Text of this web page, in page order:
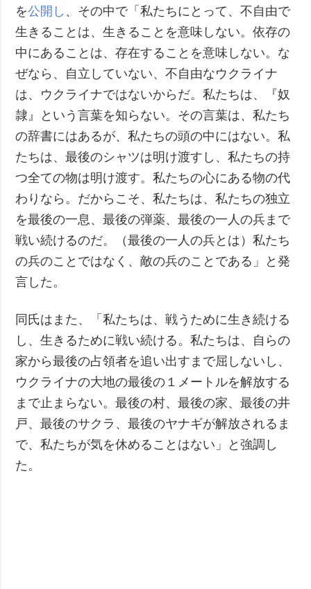
を公開し 、その中で「私たちにとって、不自由で
生きることは、生きることを意味しない。依存の
中にあることは、存在することを意味しない。な
ぜなら、自立していない、不自由なウクライナ
は、ウクライナではないからだ。私たちは、『奴
隷』という言葉を知らない。その言葉は、私たち
の辞書にはあるが、私たちの頭の中にはない。私
たちは、最後のシャツは明け渡すし、私たちの持
つ全ての物は明け渡す。私たちの心にある物の代
わりなら。だからこそ、私たちは、私たちの独立
を最後の一息、最後の弾薬、最後の一人の兵まで
戦い続けるのだ。（最後の一人の兵とは）私たち
の兵のことではなく、敵の兵のことである」と発
言した。
同氏はまた、「私たちは、戦うために生き続ける
し、生きるために戦い続ける。私たちは、自らの
家から最後の占領者を追い出すまで屈しないし、
ウクライナの大地の最後の１メートルを解放する
まで止まらない。最後の村、最後の家、最後の井
戸、最後のサクラ、最後のヤナギが解放されるま
で、私たちが気を休めることはない」と強調し
た。